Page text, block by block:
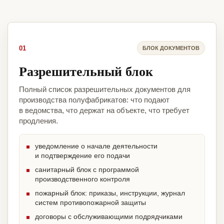
01 БЛОК ДОКУМЕНТОВ
Разрешительный блок
Полный список разрешительных документов для
производства полуфабрикатов: что подают
в ведомства, что держат на объекте, что требует
продления.
уведомление о начале деятельности
и подтверждение его подачи
санитарный блок с программой
производственного контроля
пожарный блок: приказы, инструкции, журнал
систем противопожарной защиты
договоры с обслуживающими подрядчиками